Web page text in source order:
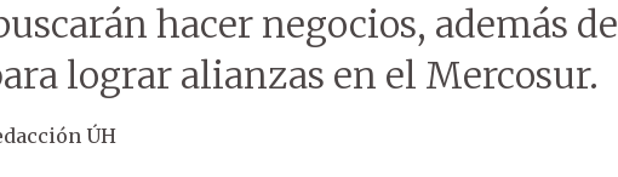
hacer negocios, además de
lograr alianzas en el Mercosur.
ÚH